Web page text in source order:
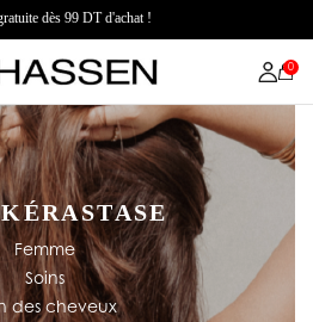
dès 99 DT d'achat !
0
Femme
Soins
des cheveux